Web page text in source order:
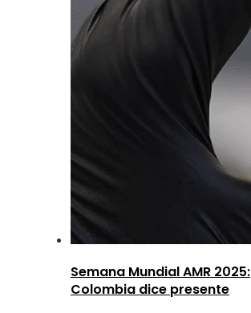
Semana Mundial AMR 2025:
Colombia dice presente